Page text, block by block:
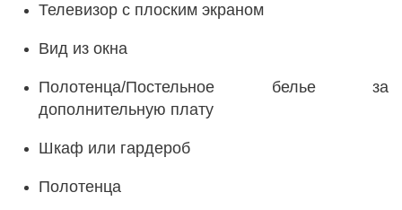
Телевизор с плоским экраном
Вид из окна
Полотенца/Постельное белье за
дополнительную плату
Шкаф или гардероб
Полотенца